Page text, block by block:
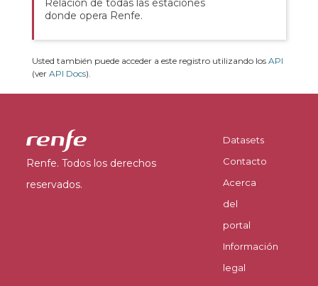
Relación de todas las estaciones
donde opera Renfe.
Usted también puede acceder a este registro utilizando los API
(ver API Docs).
Renfe. Todos los derechos
reservados.
Datasets
Contacto
Acerca
del
portal
Información
legal